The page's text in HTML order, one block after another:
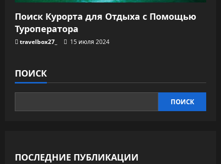
Поиск Курорта для Отдыха с Помощью
Туроператора
travelbox27_ 15 июля 2024
ПОИСК
ПОИСК
ПОСЛЕДНИЕ ПУБЛИКАЦИИ